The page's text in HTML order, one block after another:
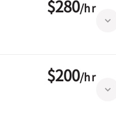
$280/hr
$200/hr